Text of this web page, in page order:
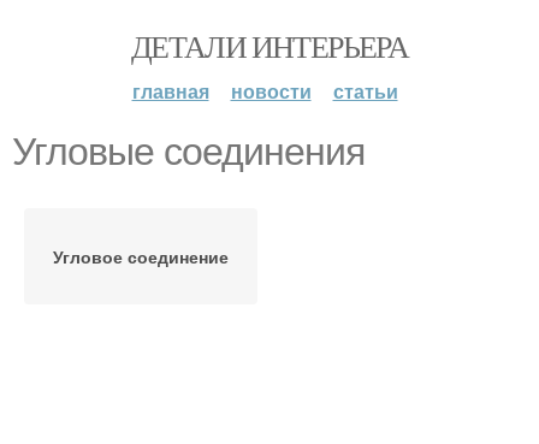
ДЕТАЛИ ИНТЕРЬЕРА
главная новости статьи
Угловые соединения
Угловое соединение